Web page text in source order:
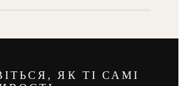
ЯК ТІ САМІ